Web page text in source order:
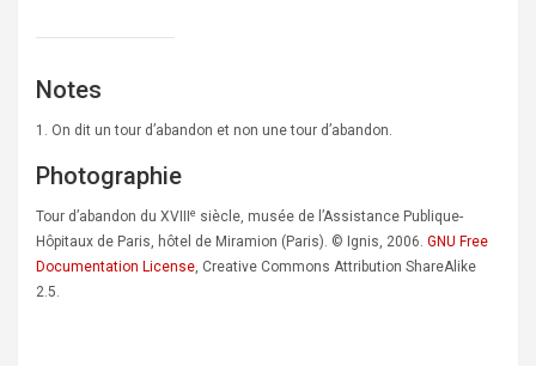
Notes
1. On dit un tour d’abandon et non une tour d’abandon.
Photographie
Tour d’abandon du XVIII e siècle, musée de l’Assistance Publique-
Hôpitaux de Paris, hôtel de Miramion (Paris). © Ignis, 2006. GNU Free
Documentation License, Creative Commons Attribution ShareAlike
2.5.